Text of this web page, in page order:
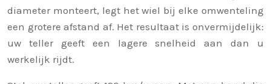
diameter monteert, legt het wiel bij elke omwenteling
een grotere afstand af. Het resultaat is onvermijdelijk:
uw teller geeft een lagere snelheid aan dan u
werkelijk rijdt.